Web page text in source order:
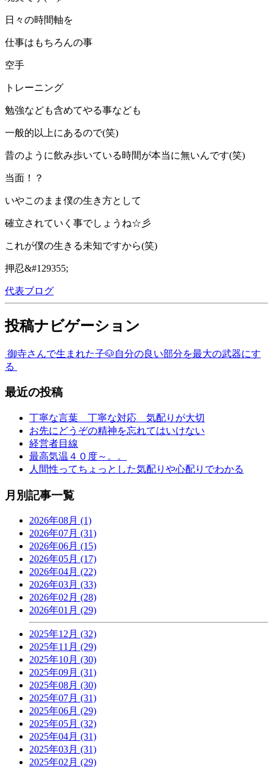
日々の時間軸を
仕事はもちろんの事
空手
トレーニング
勉強なども含めてやる事なども
一般的以上にあるので(笑)
昔のように飲み歩いている時間が本当に無いんです(笑)
当面！？
いやこのまま僕の生き方として
確立されていく事でしょうね☆彡
これが僕の生きる未知ですから(笑)
押忍&#129355;
代表ブログ
投稿ナビゲーション
御寺さんで生まれた子🐶自分の良い部分を最大の武器にす
る
最近の投稿
丁寧な言葉 丁寧な対応 気配りが大切
お先にどうぞの精神を忘れてはいけない
経営者目線
最高気温４０度～。。
人間性ってちょっとした気配りや心配りでわかる
月別記事一覧
2026年08月 (1)
2026年07月 (31)
2026年06月 (15)
2026年05月 (17)
2026年04月 (22)
2026年03月 (33)
2026年02月 (28)
2026年01月 (29)
2025年12月 (32)
2025年11月 (29)
2025年10月 (30)
2025年09月 (31)
2025年08月 (30)
2025年07月 (31)
2025年06月 (29)
2025年05月 (32)
2025年04月 (31)
2025年03月 (31)
2025年02月 (29)